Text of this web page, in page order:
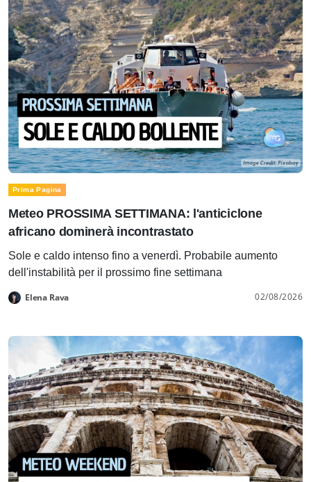
Prima Pagina
Meteo PROSSIMA SETTIMANA: l'anticiclone
africano dominerà incontrastato
Sole e caldo intenso fino a venerdì. Probabile aumento
dell'instabilità per il prossimo fine settimana
Elena Rava 02/08/2026